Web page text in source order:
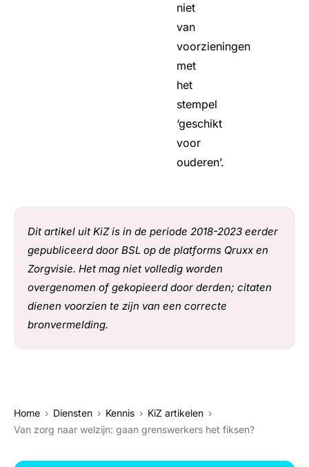
niet
van
voorzieningen
met
het
stempel
‘geschikt
voor
ouderen’.
Dit artikel uit KiZ is in de periode 2018-2023 eerder
gepubliceerd door BSL op de platforms Qruxx en
Zorgvisie. Het mag niet volledig worden
overgenomen of gekopieerd door derden; citaten
dienen voorzien te zijn van een correcte
bronvermelding.
Home Diensten Kennis
KiZ artikelen
Van zorg naar welzijn: gaan grenswerkers het fiksen?